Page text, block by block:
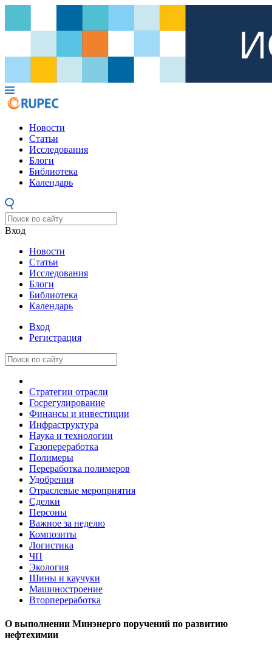
Новости
Статьи
Исследования
Блоги
Библиотека
Календарь
Вход
Новости
Статьи
Исследования
Блоги
Библиотека
Календарь
Вход
Регистрация
Стратегии отрасли
Госрегулирование
Финансы и инвестиции
Инфраструктура
Наука и технологии
Газопереработка
Полимеры
Переработка полимеров
Удобрения
Отраслевые мероприятия
Сделки
Персоны
Важное за неделю
Композиты
Логистика
ЧП
Экология
Шины и каучуки
Машиностроение
Вторпереработка
О выполнении Минэнерго поручений по развитию
нефтехимии